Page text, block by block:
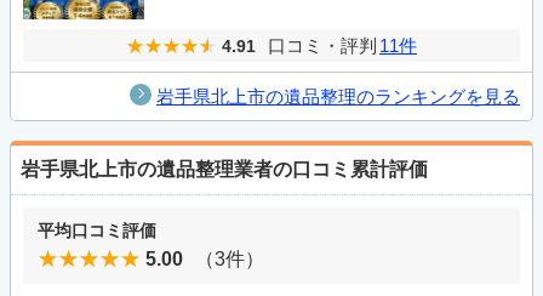
4.91 口コミ・評判 11件
岩手県北上市の遺品整理のランキングを見る
岩手県北上市の遺品整理業者の口コミ累計評価
平均口コミ評価
5.00 （3件）